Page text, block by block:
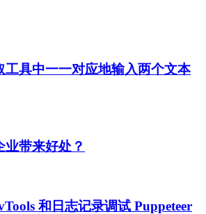
工具中一一对应地输入两个文本
带来好处？
和日志记录调试 Puppeteer